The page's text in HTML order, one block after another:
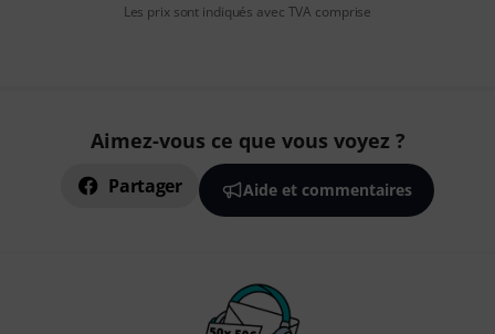
Les prix sont indiqués avec TVA comprise
Aimez-vous ce que vous voyez ?
Partager Aide et commentaires